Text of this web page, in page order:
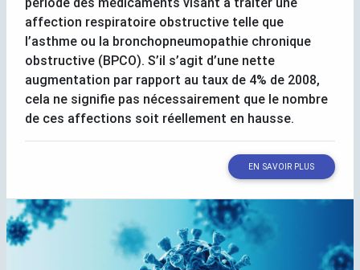
affection respiratoire obstructive telle que
l’asthme ou la bronchopneumopathie chronique
obstructive (BPCO). S’il s’agit d’une nette
augmentation par rapport au taux de 4% de 2008,
cela ne signifie pas nécessairement que le nombre
de ces affections soit réellement en hausse.
EN SAVOIR PLUS